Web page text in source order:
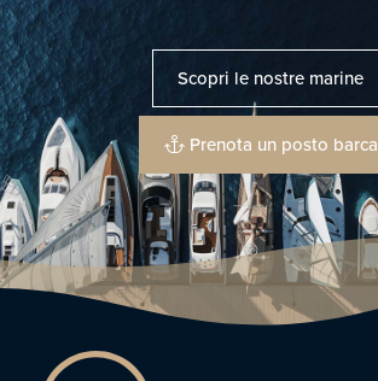
Scopri le nostre marine
Prenota un posto barca